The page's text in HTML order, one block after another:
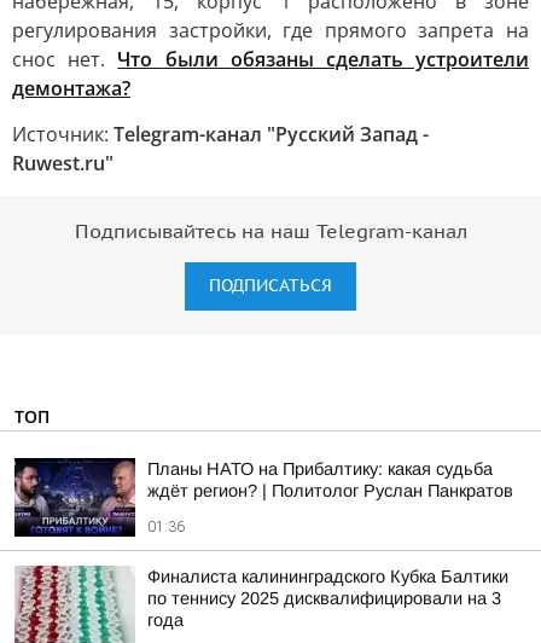
регулирования застройки, где прямого запрета на
снос нет. Что были обязаны сделать устроители
демонтажа?
Источник: Telegram-канал "Русский Запад -
Ruwest.ru"
Подписывайтесь на наш Telegram-канал
ПОДПИСАТЬСЯ
ТОП
Планы НАТО на Прибалтику: какая судьба
ждёт регион? | Политолог Руслан Панкратов
01:36
Финалиста калининградского Кубка Балтики
по теннису 2025 дисквалифицировали на 3
года